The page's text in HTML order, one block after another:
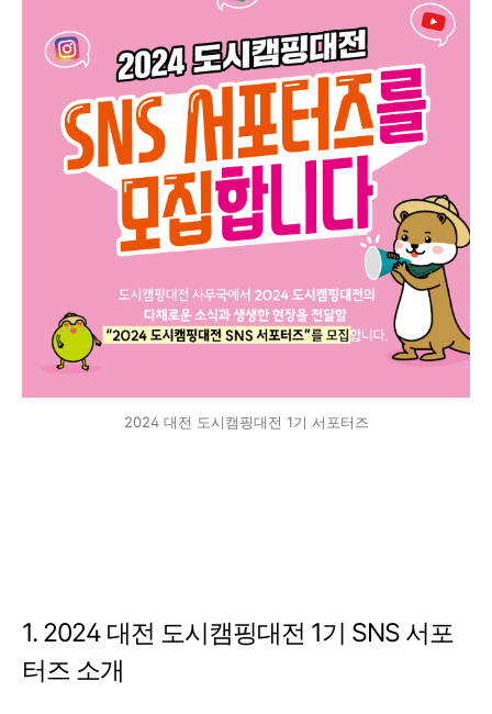
2024 대전 도시캠핑대전 1기 서포터즈
1. 2024 대전 도시캠핑대전 1기 SNS 서포
터즈 소개